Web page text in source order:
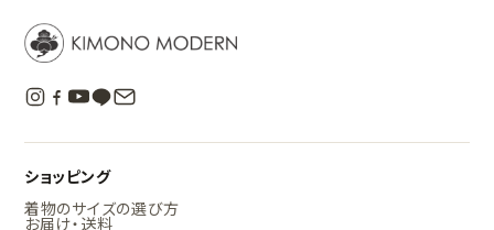
ショッピング
着物のサイズの選び方
お届け・送料